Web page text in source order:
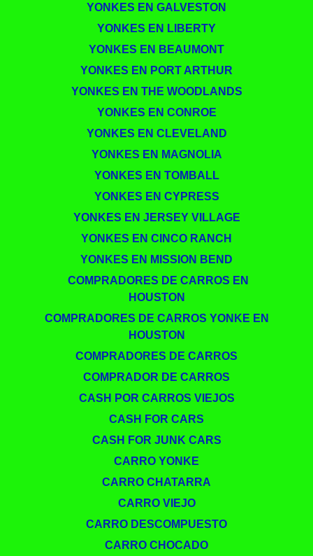
YONKES EN GALVESTON
YONKES EN LIBERTY
YONKES EN BEAUMONT
YONKES EN PORT ARTHUR
YONKES EN THE WOODLANDS
YONKES EN CONROE
YONKES EN CLEVELAND
YONKES EN MAGNOLIA
YONKES EN TOMBALL
YONKES EN CYPRESS
YONKES EN JERSEY VILLAGE
YONKES EN CINCO RANCH
YONKES EN MISSION BEND
​​ COMPRADORES DE CARROS EN
HOUSTON
COMPRADORES DE CARROS YONKE EN
HOUSTON
COMPRADORES DE CARROS
COMPRADOR DE CARROS
CASH POR CARROS VIEJOS
CASH FOR CARS
CASH FOR JUNK CARS
CARRO YONKE
CARRO CHATARRA
CARRO VIEJO
CARRO DESCOMPUESTO
CARRO CHOCADO